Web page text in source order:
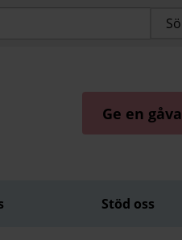
Ge en gåva
Stöd oss